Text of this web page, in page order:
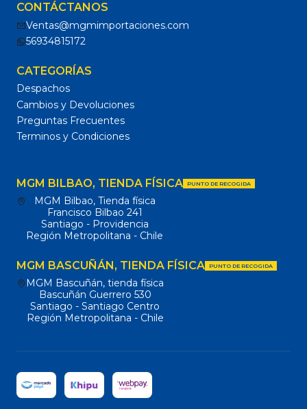
CONTÁCTANOS
Ventas@mgmimportaciones.com
56934815172
CATEGORÍAS
Despachos
Cambios y Devoluciones
Preguntas Frecuentes
Terminos y Condiciones
MGM BILBAO, TIENDA FÍSICA PUNTO DE RECOGIDA
MGM Bilbao, Tienda física
Francisco Bilbao 241
Santiago - Providencia
Región Metropolitana - Chile
MGM BASCUÑÁN, TIENDA FÍSICA PUNTO DE RECOGIDA
MGM Bascuñán, tienda física
Bascuñán Guerrero 530
Santiago - Santiago Centro
Región Metropolitana - Chile